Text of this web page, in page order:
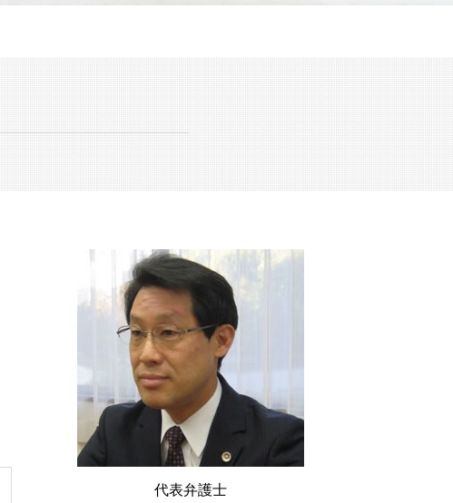
M&A スキーム
中小企業 後継者問題
事業承継 とは
株式譲渡 手続き
跡継ぎ 問題
事業承継 m&a
m&a 中小企業
中小企業 合併
代表弁護士